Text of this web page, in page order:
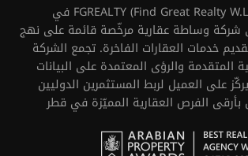
تأسست شركة FGREALTY (Find Great Realty W.L.L.) في
شركة وساطة عقارية مرخّصة قائمة على نهج
خدمات العقارات الفاخرة. تجمع الشركة
المتقدمة والرؤى المعتمدة على البيانات
على العميل لربط المستثمرين الدوليين
بأرقى الفرص العقارية المميّزة في قطر